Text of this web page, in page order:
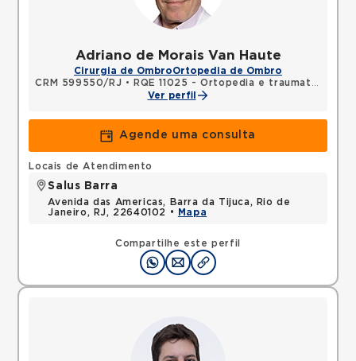
Adriano de Morais Van Haute
Cirurgia de OmbroOrtopedia de Ombro
CRM 599550/RJ •
RQE 11025 - Ortopedia e traumatologia
Ver perfil
Agende uma consulta
Compartilhe este perfil
Locais de Atendimento
Salus Barra
Avenida das Americas, Barra da Tijuca, Rio de
Janeiro, RJ, 22640102 •
Mapa